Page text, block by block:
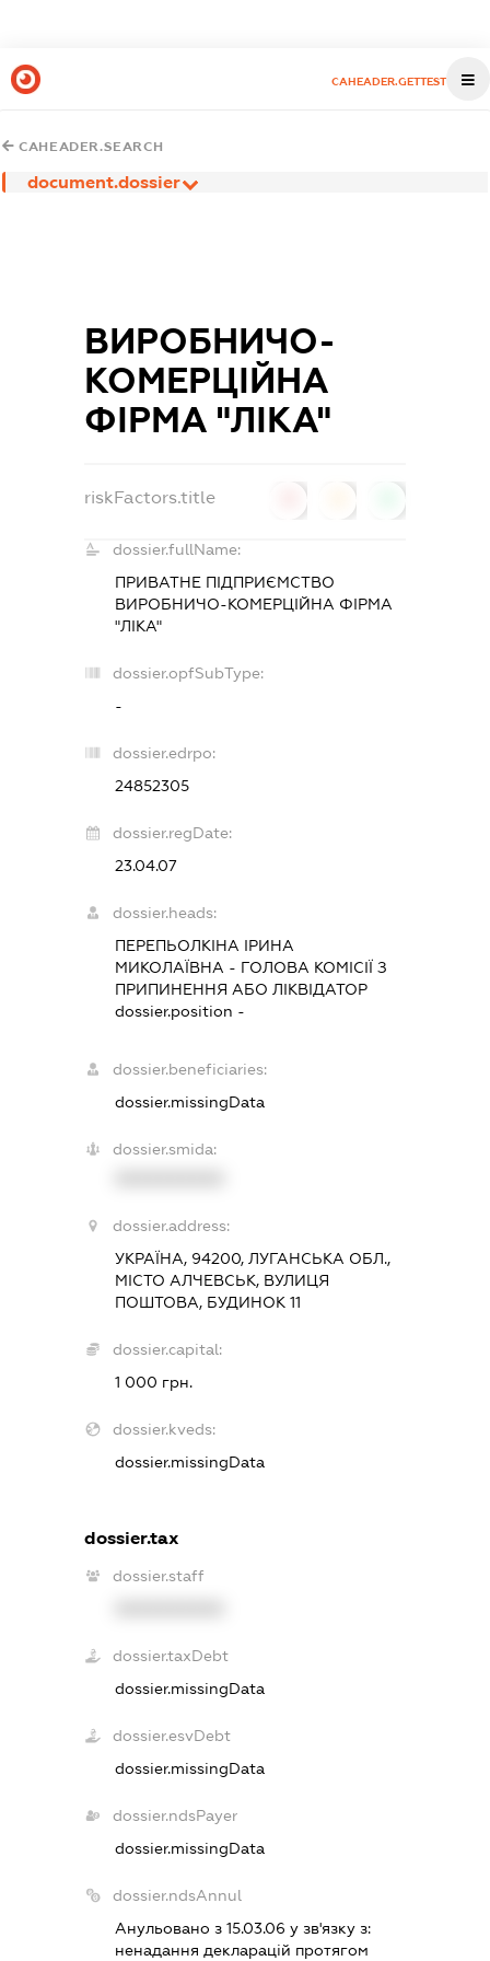
CAHEADER.GETTEST
CAHEADER.SEARCH
document.dossier
ВИРОБНИЧО-
КОМЕРЦІЙНА
ФІРМА "ЛІКА"
riskFactors.title
dossier.fullName:
ПРИВАТНЕ ПІДПРИЄМСТВО
ВИРОБНИЧО-КОМЕРЦІЙНА ФІРМА
"ЛІКА"
dossier.opfSubType:
-
dossier.edrpo:
24852305
dossier.regDate:
23.04.07
dossier.heads:
ПЕРЕПЬОЛКІНА ІРИНА
МИКОЛАЇВНА - ГОЛОВА КОМІСІЇ З
ПРИПИНЕННЯ АБО ЛІКВІДАТОР
dossier.position -
dossier.beneficiaries:
dossier.missingData
dossier.smida:
dossier.address:
УКРАЇНА, 94200, ЛУГАНСЬКА ОБЛ.,
МІСТО АЛЧЕВСЬК, ВУЛИЦЯ
ПОШТОВА, БУДИНОК 11
dossier.capital:
1 000 грн.
dossier.kveds:
dossier.missingData
dossier.tax
dossier.staff
dossier.taxDebt
dossier.missingData
dossier.esvDebt
dossier.missingData
dossier.ndsPayer
dossier.missingData
dossier.ndsAnnul
Анульовано з 15.03.06 у зв'язку з:
ненадання декларацiй протягом